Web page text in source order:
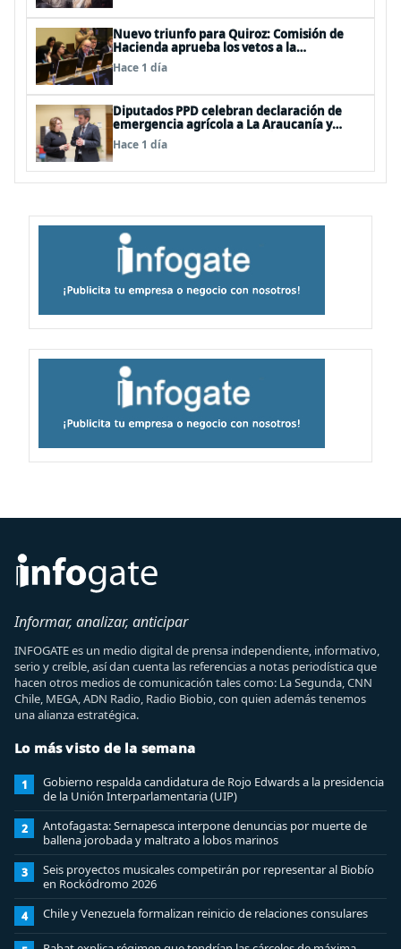
Nuevo triunfo para Quiroz: Comisión de
Hacienda aprueba los vetos a la
Megarreforma
Hace 1 día
Diputados PPD celebran declaración de
emergencia agrícola a La Araucanía y
piden agilizar ayudas económicas a
familias
Hace 1 día
Informar, analizar, anticipar
INFOGATE es un medio digital de prensa independiente, informativo,
serio y creíble, así dan cuenta las referencias a notas periodística que
hacen otros medios de comunicación tales como: La Segunda, CNN
Chile, MEGA, ADN Radio, Radio Biobio, con quien además tenemos
una alianza estratégica.
Lo más visto de la semana
1
Gobierno respalda candidatura de Rojo Edwards a la presidencia
de la Unión Interparlamentaria (UIP)
2
Antofagasta: Sernapesca interpone denuncias por muerte de
ballena jorobada y maltrato a lobos marinos
3
Seis proyectos musicales competirán por representar al Biobío
en Rockódromo 2026
4 Chile y Venezuela formalizan reinicio de relaciones consulares